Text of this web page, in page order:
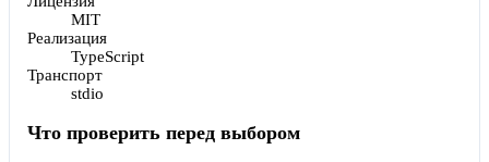
MIT
Реализация
TypeScript
Транспорт
stdio
Что проверить перед выбором